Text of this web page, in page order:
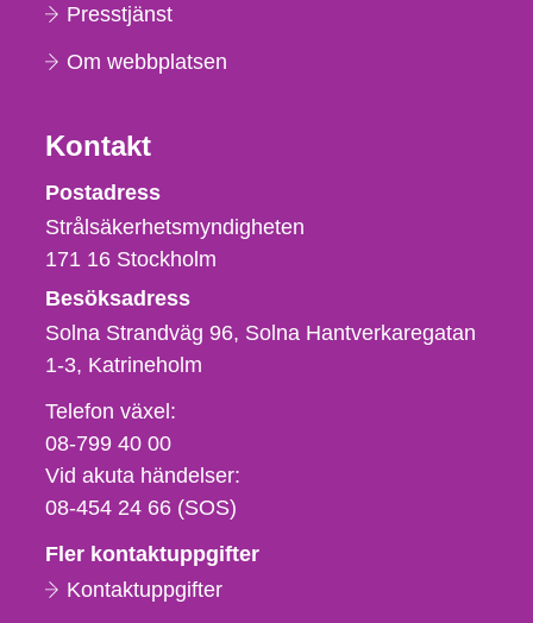
Presstjänst
Om webbplatsen
Kontakt
Strålsäkerhetsmyndigheten
Postadress
Strålsäkerhetsmyndigheten
171 16 Stockholm
Besöksadress
Solna Strandväg 96, Solna Hantverkaregatan
1-3 Katrineholm
Telefon,
fax
och
e-
Telefon växel:
08-799 40 00
Vid akuta händelser:
08-454 24 66 (SOS)
Fler kontaktuppgifter
Kontaktuppgifter